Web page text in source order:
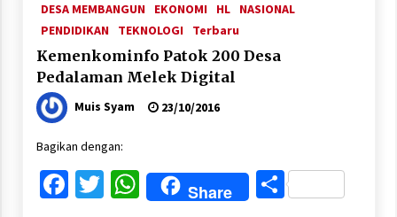
DESA MEMBANGUN EKONOMI HL
NASIONAL
PENDIDIKAN
TEKNOLOGI Terbaru
Kemenkominfo Patok 200 Desa
Pedalaman Melek Digital
Muis Syam 23/10/2016
Bagikan dengan:
Facebook
Twitter
WhatsApp
Share Share